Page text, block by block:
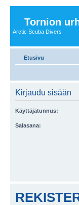
Tornion
Arctic Scuba Divers
Etusivu
Kirjaudu sisään
Käyttäjätunnus:
Salasana: